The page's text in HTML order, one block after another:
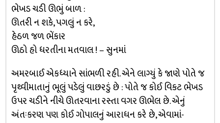
ભેખડ ચડી ઊભું બાળ :
ઊતરી ન શકે, પગલું ન કરે,
હેઠળ જળ ભેંકાર
ઊઠો હો ધરતીના મતવાલ ! – સુનમાં
અમરબાઈ એકધ્યાને સાંભળી રહી. એને લાગ્યું કે જાણે પોતે જ
પૃથ્વીમાતાનું ભૂલું પડેલું વાછરડું છે : પોતે જ કોઈ વિકટ ભેખડ
ઉપર ચડીને નીચે ઊતરવાના રસ્તા વગર ઊભેલ છે. એનું
અંતઃકરણ પણ કોઈ ગોપાલનું આરાધન કરે છે, એવામાં-